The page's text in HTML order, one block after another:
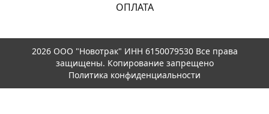
ОПЛАТА
2026 ООО "Новотрак" ИНН 6150079530 Все права
защищены. Копирование запрещено
Политика конфиденциальности